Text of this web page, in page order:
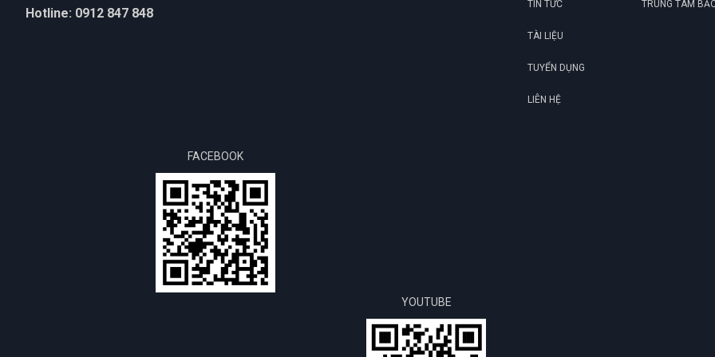
Hotline: 0912 847 848
TIN TỨC
TÀI LIỆU
TUYỂN DỤNG
LIÊN HỆ
TRUNG TÂM
FACEBOOK
YOUTUBE